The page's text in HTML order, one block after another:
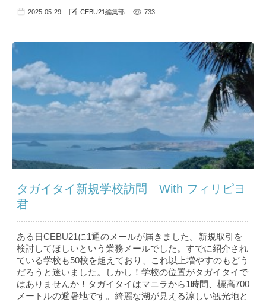
2025-05-29 CEBU21編集部 733
タガイタイ新規学校訪問 With フィリピヨ
君
ある日CEBU21に1通のメールが届きました。新規取引を
検討してほしいという業務メールでした。すでに紹介され
ている学校も50校を超えており、これ以上増やすのもどう
だろうと迷いました。しかし！学校の位置がタガイタイで
はありませんか！タガイタイはマニラから1時間、標高700
メートルの避暑地です。綺麗な湖が見える涼しい観光地と